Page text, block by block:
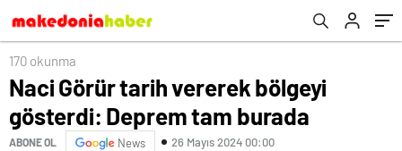
170 okunma
Naci Görür tarih vererek bölgeyi
gösterdi: Deprem tam burada
ABONE OL News 26 Mayıs 2024 00:00